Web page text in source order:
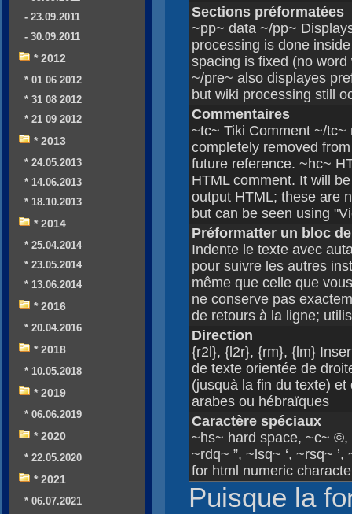
Sections préformatées
~pp~ data ~/pp~
processing is done
spacing is fixed (no
~/pre~ also displayes
but wiki processing still
Commentaires
~tc~ Tiki Comment ~/tc~
completely removed
future reference. ~hc~
HTML comment. It will
output HTML; these are
but can be seen using
Préformatter un bloc
Indente le texte avec
pour suivre les autres
même que celle que
ne conserve pas
de retours à la ligne;
Direction
{r2l}, {l2r}, {rm}, {lm}
de texte orientée de
(jusquà la fin du texte)
arabes ou hébraïques
Caractère spéciaux
~hs~ hard space, ~c~
~rdq~ ”, ~lsq~ ‘, ~rsq~
for html numeric
Puisque la
- 23.09.2011
- 30.09.2011
* 2012
* 01 06 2012
* 31 08 2012
* 21 09 2012
* 2013
* 24.05.2013
* 14.06.2013
* 18.10.2013
* 2014
* 25.04.2014
* 23.05.2014
* 13.06.2014
* 2016
* 20.04.2016
* 2018
* 10.05.2018
* 2019
* 06.06.2019
* 2020
* 22.05.2020
* 2021
* 06.07.2021